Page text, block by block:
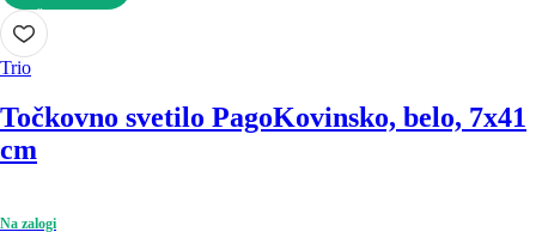
V KOŠARICO
Trio
Točkovno svetilo PagoKovinsko, belo, 7x41
cm
Na zalogi